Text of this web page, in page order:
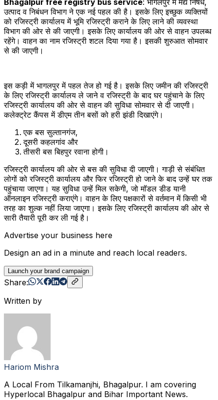
उत्पाद व निबंधन विभाग ने एक नई पहल की है। इसके लिए इच्छुक व्यक्तियों
को रजिस्ट्री कार्यालय में भूमि रजिस्ट्री कराने के लिए लाने की व्यवस्था
विभाग की ओर से की जाएगी। इसके लिए कार्यालय की ओर से वाहन उपलब्ध
रहेंगे। वाहन का नाम रजिस्ट्री शटल दिया गया है। इसकी शुरुआत सोमवार
से की जाएगी।
इस कड़ी में भागलपुर में पहल तेज हो गई है। इसके लिए जमीन की रजिस्ट्री
के लिए रजिस्ट्री कार्यालय ले जाने व रजिस्ट्री के बाद घर पहुंचाने के लिए
रजिस्ट्री कार्यालय की ओर से वाहन की सुविधा सोमवार से दी जाएगी।
कलेक्ट्रेट कैंपस में डीएम तीन बसों को हरी झंडी दिखाएंगे।
एक बस सुल्तानगंज,
दूसरी कहलगांव और
तीसरी बस बिहपुर रवाना होगी।
रजिस्ट्री कार्यालय की ओर से बस की सुविधा दी जाएगी। गाड़ी से संबंधित
लोगों को रजिस्ट्री कार्यालय और फिर रजिस्ट्री हो जाने के बाद उन्हें घर तक
पहुंचाया जाएगा। यह सुविधा उन्हें मिल सकेगी, जो मॉडल डीड यानी
ऑनलाइन रजिस्ट्री कराएंगे। वाहन के लिए पक्षकारों से वर्तमान में किसी भी
तरह का शुल्क नहीं लिया जाएगा। इसके लिए रजिस्ट्री कार्यालय की ओर से
सारी तैयारी पूरी कर ली गई है।
Advertise your business here
Design an ad in a minute and reach local readers.
Launch your brand campaign
Share:
Written by
Hariom Mishra
A Local From Tilkamanjhi, Bhagalpur. I am covering
Hyperlocal Bhagalpur and Bihar Important News.